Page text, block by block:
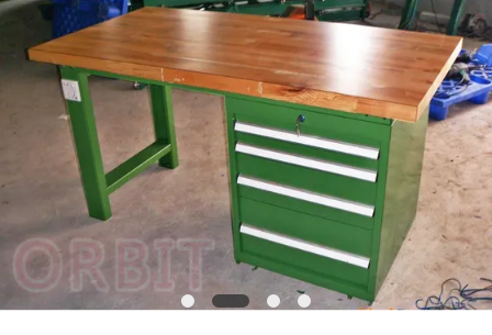
PLAN
DU
SITE
PRIVACY
POLICY